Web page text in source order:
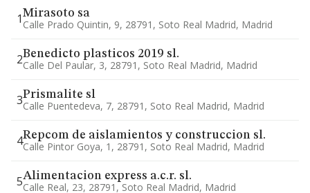
1Mirasoto sa
Calle Prado Quintin, 9, 28791, Soto Real Madrid, Madrid
2Benedicto plasticos 2019 sl.
Calle Del Paular, 3, 28791, Soto Real Madrid, Madrid
3Prismalite sl
Calle Puentedeva, 7, 28791, Soto Real Madrid, Madrid
4Repcom de aislamientos y construccion sl.
Calle Pintor Goya, 1, 28791, Soto Real Madrid, Madrid
5Alimentacion express a.c.r. sl.
Calle Real, 23, 28791, Soto Real Madrid, Madrid